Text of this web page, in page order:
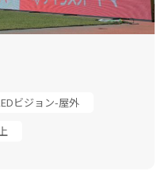
ビジョン-屋外